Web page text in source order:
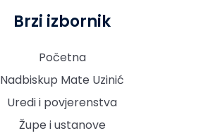
Brzi izbornik
Početna
Nadbiskup Mate Uzinić
Uredi i povjerenstva
Župe i ustanove